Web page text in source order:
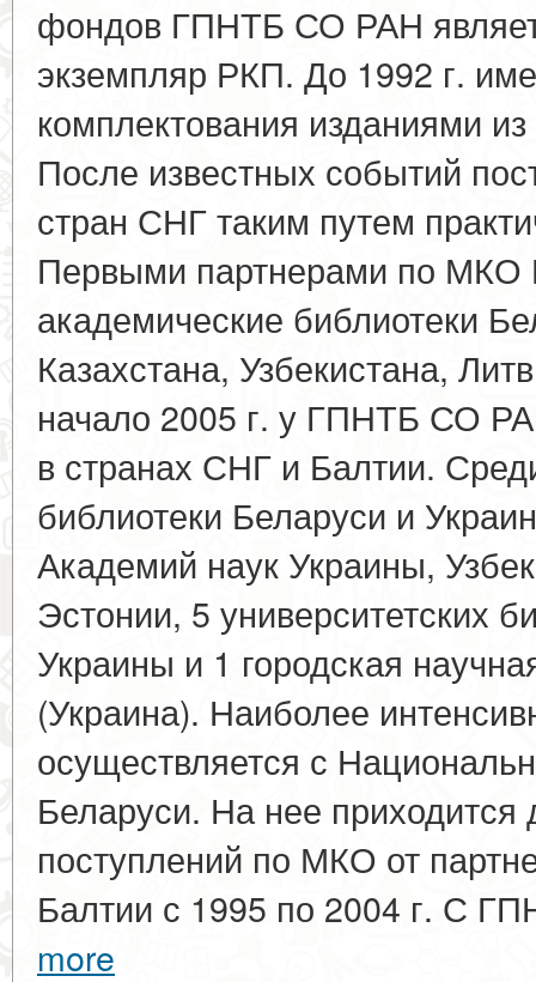
фондов ГПНТБ СО РАН
экземпляр РКП. До 1992 г.
комплектования изданиями
После известных событий
стран СНГ таким путем
Первыми партнерами по
академические библиотеки
Казахстана, Узбекистана,
начало 2005 г. у ГПНТБ СО
в странах СНГ и Балтии.
библиотеки Беларуси и
Академий наук Украины,
Эстонии, 5 университетских
Украины и 1 городская
(Украина). Наиболее
осуществляется с
Беларуси. На нее приходится
поступлений по МКО от
Балтии с 1995 по 2004 г. С
more